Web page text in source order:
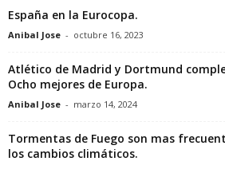
España en la Eurocopa.
Anibal Jose - octubre 16, 2023
Atlético de Madrid y Dortmund
Ocho mejores de Europa.
Anibal Jose - marzo 14, 2024
Tormentas de Fuego son mas
los cambios climáticos.